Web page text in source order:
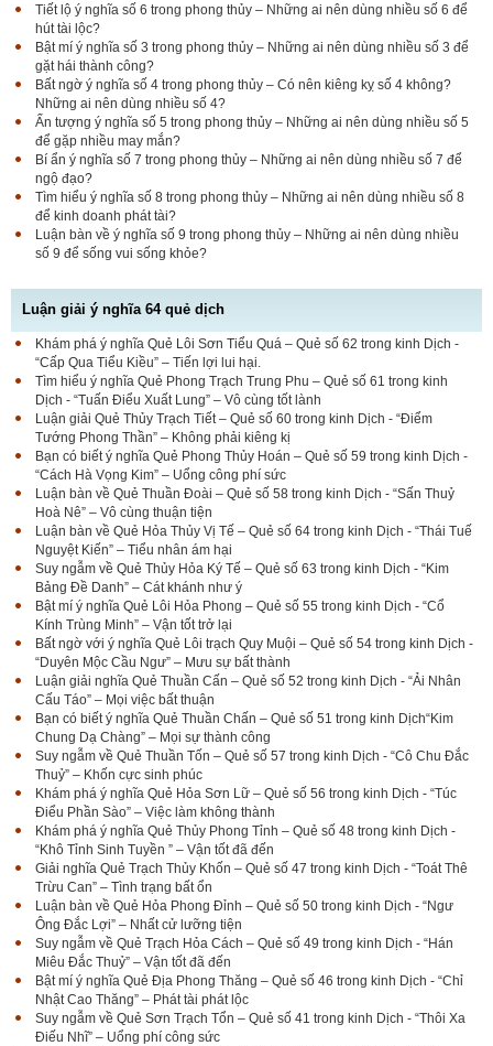
Tiết lộ ý nghĩa số 6 trong phong thủy – Những ai nên dùng nhiều số 6 để
hút tài lộc?
Bật mí ý nghĩa số 3 trong phong thủy – Những ai nên dùng nhiều số 3 để
gặt hái thành công?
Bất ngờ ý nghĩa số 4 trong phong thủy – Có nên kiêng kỵ số 4 không?
Những ai nên dùng nhiều số 4?
Ấn tượng ý nghĩa số 5 trong phong thủy – Những ai nên dùng nhiều số 5
để gặp nhiều may mắn?
Bí ẩn ý nghĩa số 7 trong phong thủy – Những ai nên dùng nhiều số 7 để
ngộ đạo?
Tìm hiểu ý nghĩa số 8 trong phong thủy – Những ai nên dùng nhiều số 8
để kinh doanh phát tài?
Luận bàn về ý nghĩa số 9 trong phong thủy – Những ai nên dùng nhiều
số 9 để sống vui sống khỏe?
Luận giải ý nghĩa 64 quẻ dịch
Khám phá ý nghĩa Quẻ Lôi Sơn Tiểu Quá – Quẻ số 62 trong kinh Dịch -
“Cấp Qua Tiểu Kiều” – Tiến lợi lui hại.
Tìm hiểu ý nghĩa Quẻ Phong Trạch Trung Phu – Quẻ số 61 trong kinh
Dịch - “Tuấn Điểu Xuất Lung” – Vô cùng tốt lành
Luận giải Quẻ Thủy Trạch Tiết – Quẻ số 60 trong kinh Dịch - “Điểm
Tướng Phong Thần” – Không phải kiêng kị
Bạn có biết ý nghĩa Quẻ Phong Thủy Hoán – Quẻ số 59 trong kinh Dịch -
“Cách Hà Vọng Kim” – Uổng công phí sức
Luận bàn về Quẻ Thuần Đoài – Quẻ số 58 trong kinh Dịch - “Sấn Thuỷ
Hoà Nê” – Vô cùng thuận tiện
Luận bàn về Quẻ Hỏa Thủy Vị Tế – Quẻ số 64 trong kinh Dịch - “Thái Tuế
Nguyệt Kiến” – Tiểu nhân ám hại
Suy ngẫm về Quẻ Thủy Hỏa Ký Tế – Quẻ số 63 trong kinh Dịch - “Kim
Bảng Đề Danh” – Cát khánh như ý
Bật mí ý nghĩa Quẻ Lôi Hỏa Phong – Quẻ số 55 trong kinh Dịch - “Cổ
Kính Trùng Minh” – Vận tốt trở lại
Bất ngờ với ý nghĩa Quẻ Lôi trạch Quy Muội – Quẻ số 54 trong kinh Dịch -
“Duyên Mộc Cầu Ngư” – Mưu sự bất thành
Luận giải nghĩa Quẻ Thuần Cấn – Quẻ số 52 trong kinh Dịch - “Ải Nhân
Cấu Táo” – Mọi việc bất thuận
Bạn có biết ý nghĩa Quẻ Thuần Chấn – Quẻ số 51 trong kinh Dịch“Kim
Chung Dạ Chàng” – Mọi sự thành công
Suy ngẫm về Quẻ Thuần Tốn – Quẻ số 57 trong kinh Dịch - “Cô Chu Đắc
Thuỷ” – Khốn cực sinh phúc
Khám phá ý nghĩa Quẻ Hỏa Sơn Lữ – Quẻ số 56 trong kinh Dịch - “Túc
Điểu Phần Sào” – Việc làm không thành
Khám phá ý nghĩa Quẻ Thủy Phong Tỉnh – Quẻ số 48 trong kinh Dịch -
“Khô Tỉnh Sinh Tuyền ” – Vận tốt đã đến
Giải nghĩa Quẻ Trạch Thủy Khốn – Quẻ số 47 trong kinh Dịch - “Toát Thê
Trừu Can” – Tình trạng bất ổn
Luận bàn về Quẻ Hỏa Phong Đỉnh – Quẻ số 50 trong kinh Dịch - “Ngư
Ông Đắc Lợi” – Nhất cử lưỡng tiện
Suy ngẫm về Quẻ Trạch Hỏa Cách – Quẻ số 49 trong kinh Dịch - “Hán
Miêu Đắc Thuỷ” – Vận tốt đã đến
Bật mí ý nghĩa Quẻ Địa Phong Thăng – Quẻ số 46 trong kinh Dịch - “Chỉ
Nhật Cao Thăng” – Phát tài phát lộc
Suy ngẫm về Quẻ Sơn Trạch Tổn – Quẻ số 41 trong kinh Dịch - “Thôi Xa
Điếu Nhĩ” – Uổng phí công sức